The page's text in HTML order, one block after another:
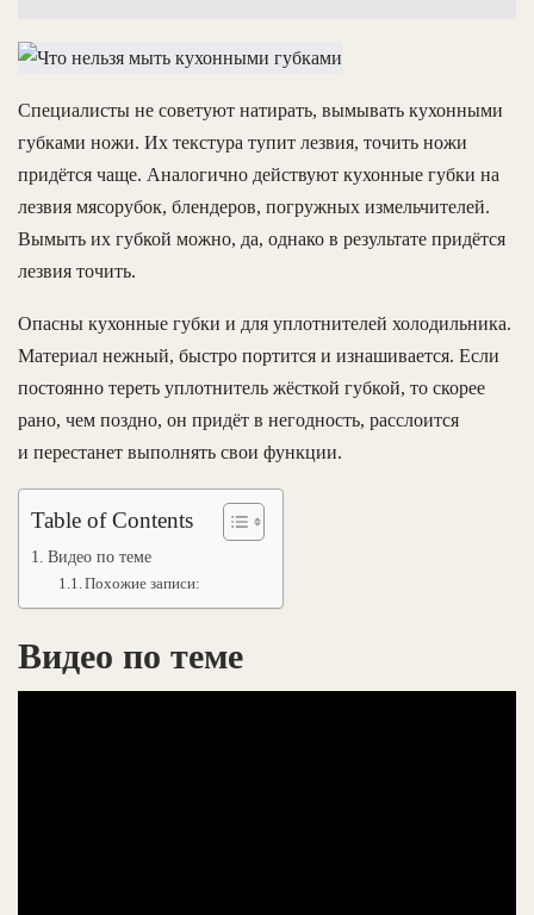
Специалисты не советуют натирать, вымывать кухонными
губками ножи. Их текстура тупит лезвия, точить ножи
придётся чаще. Аналогично действуют кухонные губки на
лезвия мясорубок, блендеров, погружных измельчителей.
Вымыть их губкой можно, да, однако в результате придётся
лезвия точить.
Опасны кухонные губки и для уплотнителей холодильника.
Материал нежный, быстро портится и изнашивается. Если
постоянно тереть уплотнитель жёсткой губкой, то скорее
рано, чем поздно, он придёт в негодность, расслоится
и перестанет выполнять свои функции.
Table of Contents
Видео по теме
Похожие записи:
Видео по теме